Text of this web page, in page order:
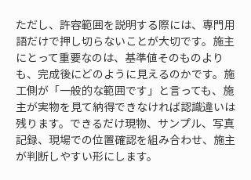
ただし、許容範囲を説明する際には、専門用
語だけで押し切らないことが大切です。施主
にとって重要なのは、基準値そのものより
も、完成後にどのように見えるのかです。施
工側が「一般的な範囲です」と言っても、施
主が実物を見て納得できなければ認識違いは
残ります。できるだけ現物、サンプル、写真
記録、現場での位置確認を組み合わせ、施主
が判断しやすい形にします。